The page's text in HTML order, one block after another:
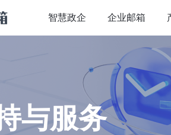
智慧政企 企业邮箱
与服务